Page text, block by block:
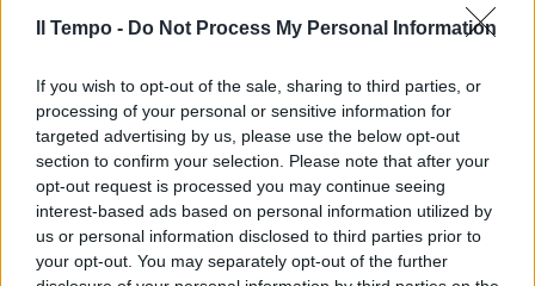
Il Tempo - Do Not Process My Personal Information
If you wish to opt-out of the sale, sharing to third parties, or
processing of your personal or sensitive information for
targeted advertising by us, please use the below opt-out
section to confirm your selection. Please note that after your
opt-out request is processed you may continue seeing
interest-based ads based on personal information utilized by
us or personal information disclosed to third parties prior to
your opt-out. You may separately opt-out of the further
26/10/2022
PALAZZO MADAMA
Tetto al contante, energia e
Ucraina: Meloni incassa la
fiducia anche al Senato
26/10/2022
SCATENATO